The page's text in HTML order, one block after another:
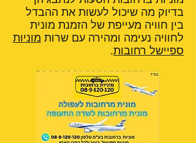
בדיוק מה שיכול לעשות את ההבדל
בין חוויה מעייפת של הזמנת מונית
לחוויה נעימה ומהירה עם שרות מוניות
ספיישל רחובות.